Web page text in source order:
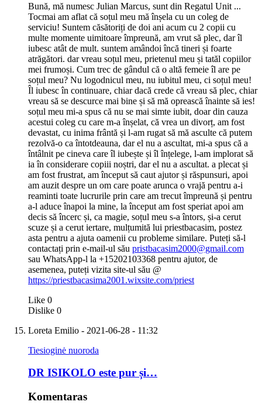
Bună, mă numesc Julian Marcus, sunt din Regatul Unit ...
Tocmai am aflat că soțul meu mă înșela cu un coleg de
serviciu! Suntem căsătoriți de doi ani acum cu 2 copii cu
multe momente uimitoare împreună, am vrut să plec, dar îl
iubesc atât de mult. suntem amândoi încă tineri și foarte
atrăgători. dar vreau soțul meu, prietenul meu și tatăl copiilor
mei frumoși. Cum trec de gândul că o altă femeie îl are pe
soțul meu? Nu logodnicul meu, nu iubitul meu, ci soțul meu!
Îl iubesc în continuare, chiar dacă crede că vreau să plec, chiar
vreau să se descurce mai bine și să mă oprească înainte să ies!
soțul meu mi-a spus că nu se mai simte iubit, doar din cauza
acestui coleg cu care m-a înșelat, că vrea un divorț, am fost
devastat, cu inima frântă și l-am rugat să mă asculte că putem
rezolvă-o ca întotdeauna, dar el nu a ascultat, mi-a spus că a
întâlnit pe cineva care îl iubește și îl înțelege, l-am implorat să
ia în considerare copiii noștri, dar el nu a ascultat. a plecat și
am fost frustrat, am început să caut ajutor și răspunsuri, apoi
am auzit despre un om care poate arunca o vrajă pentru a-i
reaminti toate lucrurile prin care am trecut împreună și pentru
a-l aduce înapoi la mine, la început am fost speriat apoi am
decis să încerc și, ca magie, soțul meu s-a întors, și-a cerut
scuze și a cerut iertare, mulțumită lui priestbacasim, postez
asta pentru a ajuta oamenii cu probleme similare. Puteți să-l
contactați prin e-mail-ul său pristbacasim2000@gmail.com
sau WhatsApp-l la +15202103368 pentru ajutor, de
asemenea, puteți vizita site-ul său @
https://priestbacasima2001.wixsite.com/priest
Like 0
Dislike 0
Loreta Emilio - 2021-06-28 - 11:32
Tiesioginė nuoroda
DR ISIKOLO este pur și…
Komentaras